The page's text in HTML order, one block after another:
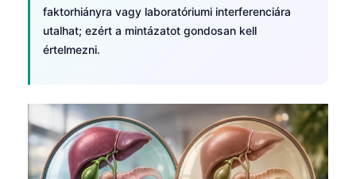
faktorhiányra vagy laboratóriumi interferenciára
utalhat; ezért a mintázatot gondosan kell
értelmezni.
Nederlands
हिन्दी
Bahasa Indonesia
Српски језик
Svenska